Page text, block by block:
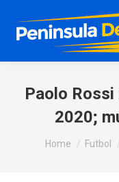
Paolo
2020;
You are here:
Home Futbol